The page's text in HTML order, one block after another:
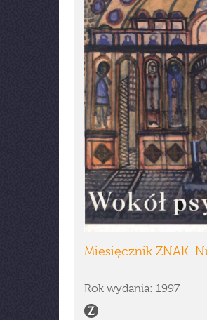
Miesięcznik ZNAK.
Rok wydania: 1997